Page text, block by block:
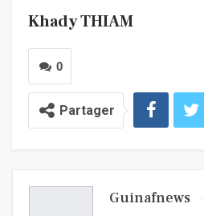
Khady THIAM
0
Partager
Guinafnews